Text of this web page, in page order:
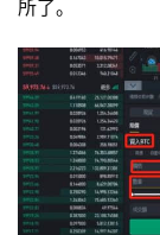
析
币
圈
常
见
问
题
所了。